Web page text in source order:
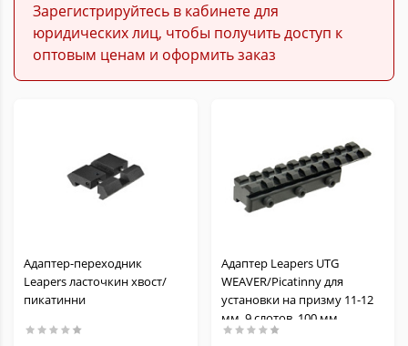
Зарегистрируйтесь в кабинете для
юридических лиц, чтобы получить доступ к
оптовым ценам и оформить заказ
Адаптер-переходник
Leapers ласточкин хвост/
пикатинни
Адаптер Leapers UTG
WEAVER/Picatinny для
установки на призму 11-12
мм, 9 слотов, 100 мм